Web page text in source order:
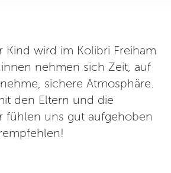
Kind wird im Kolibri Freiham
nehmen sich Zeit, auf
sichere Atmosphäre.
den Eltern und die
fühlen uns gut aufgehoben